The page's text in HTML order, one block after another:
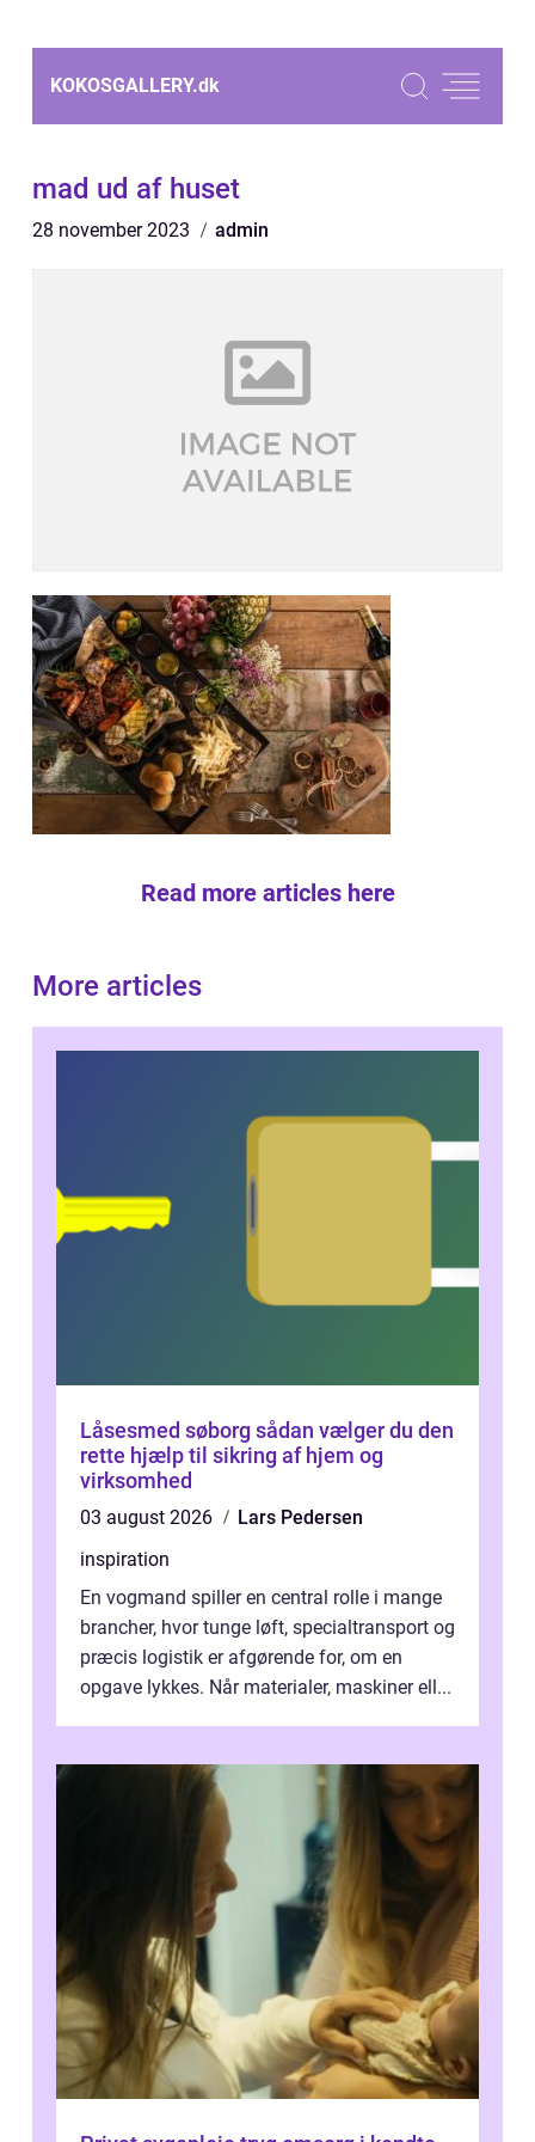
KOKOSGALLERY.dk
mad ud af huset
28 november 2023 admin
Read more articles here
More articles
Låsesmed søborg sådan vælger du den
rette hjælp til sikring af hjem og
virksomhed
03 august 2026
Lars Pedersen
inspiration
En vogmand spiller en central rolle i mange
brancher, hvor tunge løft, specialtransport og
præcis logistik er afgørende for, om en
opgave lykkes. Når materialer, maskiner ell...